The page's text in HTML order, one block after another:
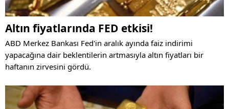
Altın fiyatlarında FED etkisi!
ABD Merkez Bankası Fed'in aralık ayında faiz indirimi
yapacağına dair beklentilerin artmasıyla altın fiyatları bir
haftanın zirvesini gördü.